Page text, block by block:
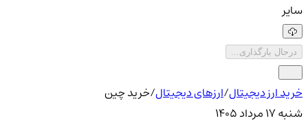
سایر
درحال بارگذاری...
خرید ارز دیجیتال/ارزهای دیجیتال/خرید چین
شنبه ۱۷ مرداد ۱۴۰۵